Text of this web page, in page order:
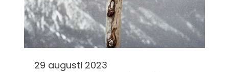
29 augusti 2023